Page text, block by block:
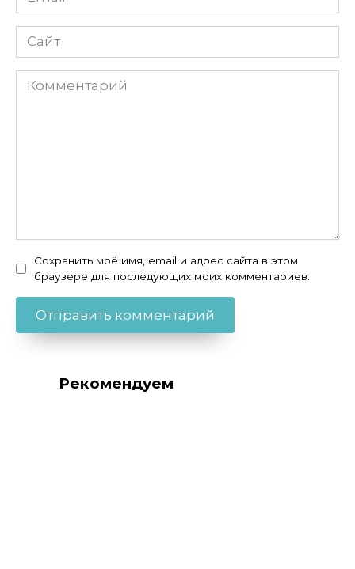
Сайт
Комментарий
Сохранить моё имя, email и адрес сайта в этом
браузере для последующих моих комментариев.
Рекомендуем